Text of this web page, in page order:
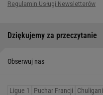
Dziękujemy za przeczytanie
Obserwuj nas
Ligue 1 Puchar Francji Chuligani